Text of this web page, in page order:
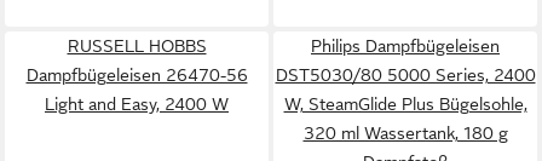
RUSSELL HOBBS
Dampfbügeleisen 26470-56
Light and Easy, 2400 W
Philips Dampfbügeleisen
DST5030/80 5000 Series, 2400
W, SteamGlide Plus Bügelsohle,
320 ml Wassertank, 180 g